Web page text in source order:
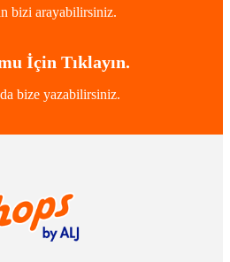
bizi arayabilirsiniz.
İçin Tıklayın.
bize yazabilirsiniz.